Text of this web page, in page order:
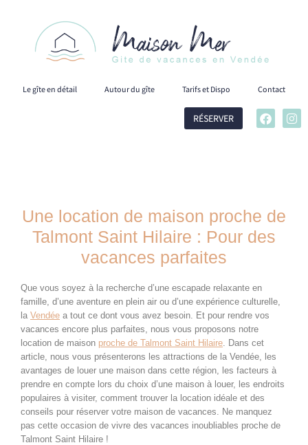
Le gîte en détail Autour du gîte Tarifs et Dispo Contact
RÉSERVER
Une location de maison proche de
Talmont Saint Hilaire : Pour des
vacances parfaites
Que vous soyez à la recherche d’une escapade relaxante en
famille, d’une aventure en plein air ou d’une expérience culturelle,
la Vendée a tout ce dont vous avez besoin. Et pour rendre vos
vacances encore plus parfaites, nous vous proposons notre
location de maison proche de Talmont Saint Hilaire . Dans cet
article, nous vous présenterons les attractions de la Vendée, les
avantages de louer une maison dans cette région, les facteurs à
prendre en compte lors du choix d’une maison à louer, les endroits
populaires à visiter, comment trouver la location idéale et des
conseils pour réserver votre maison de vacances. Ne manquez
pas cette occasion de vivre des vacances inoubliables proche de
Talmont Saint Hilaire !